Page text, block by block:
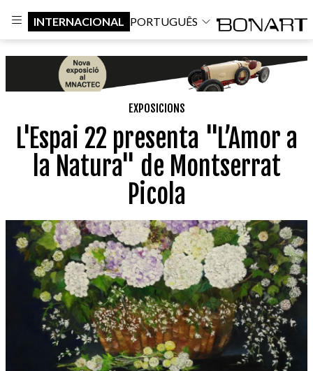
INTERNACIONAL PORTUGUÊS
EXPOSICIONS
L'Espai 22 presenta "L’Amor a
la Natura" de Montserrat
Picola